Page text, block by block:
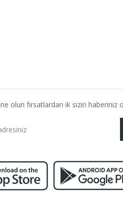
olun fırsatlardan ik sizin haberiniz